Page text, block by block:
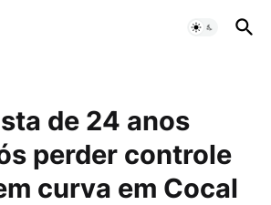
de 24 anos
perder controle
curva em Cocal